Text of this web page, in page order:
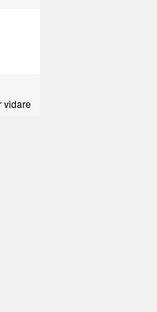
vidare